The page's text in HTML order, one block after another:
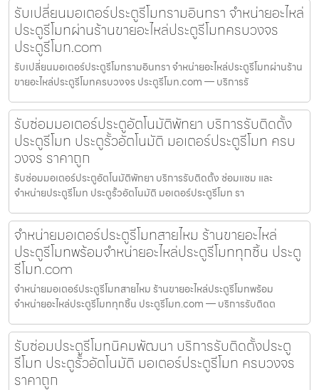
รับเปลี่ยนมอเตอร์ประตูรีโมทรามอินทรา จำหน่ายอะไหล่
ประตูรีโมทผ่านร้านขายอะไหล่ประตูรีโมทครบวงจร
ประตูรีโมท.com
รับเปลี่ยนมอเตอร์ประตูรีโมทรามอินทรา จำหน่ายอะไหล่ประตูรีโมทผ่านร้าน
ขายอะไหล่ประตูรีโมทครบวงจร ประตูรีโมท.com — บริการรั
รับซ่อมมอเตอร์ประตูอัตโนมัติพัทยา บริการรับติดตั้ง
ประตูรีโมท ประตูรั้วอัตโนมัติ มอเตอร์ประตูรีโมท ครบ
วงจร ราคาถูก
รับซ่อมมอเตอร์ประตูอัตโนมัติพัทยา บริการรับติดตั้ง ซ่อมแซม และ
จำหน่ายประตูรีโมท ประตูรั้วอัตโนมัติ มอเตอร์ประตูรีโมท รา
จำหน่ายมอเตอร์ประตูรีโมทสายไหม ร้านขายอะไหล่
ประตูรีโมทพร้อมจำหน่ายอะไหล่ประตูรีโมททุกชิ้น ประตู
รีโมท.com
จำหน่ายมอเตอร์ประตูรีโมทสายไหม ร้านขายอะไหล่ประตูรีโมทพร้อม
จำหน่ายอะไหล่ประตูรีโมททุกชิ้น ประตูรีโมท.com — บริการรับติดต
รับซ่อมประตูรีโมทนิคมพัฒนา บริการรับติดตั้งประตู
รีโมท ประตูรั้วอัตโนมัติ มอเตอร์ประตูรีโมท ครบวงจร
ราคาถูก